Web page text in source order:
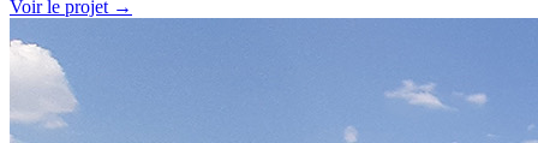
Voir le projet →